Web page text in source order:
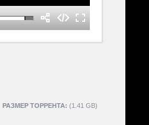
РАЗМЕР ТОРРЕНТА: (1.41 GB)